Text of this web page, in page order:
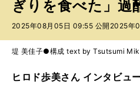
ル
テ
ィ
ー
バ
ぎりを食べた」過
2025年08月05日 09:55 公開 2025年
堤 美佳子●構成 text by Tsutsumi
ヒロド歩美さん インタビュ